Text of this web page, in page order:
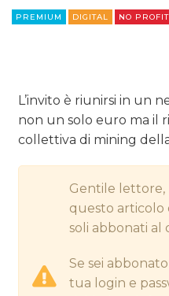
ESTERNA
RADIO / AUDIO
PREMIUM DIGITAL NO PROFIT
L’invito è riunirsi in un
non un solo euro ma il
collettiva di mining
Gentile lettore,
questo articolo
soli abbonati al
Se sei
tua login e